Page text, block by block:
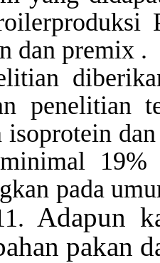
dan premix .
penelitian
isoprotein
19%
pada
Adapun
pakan